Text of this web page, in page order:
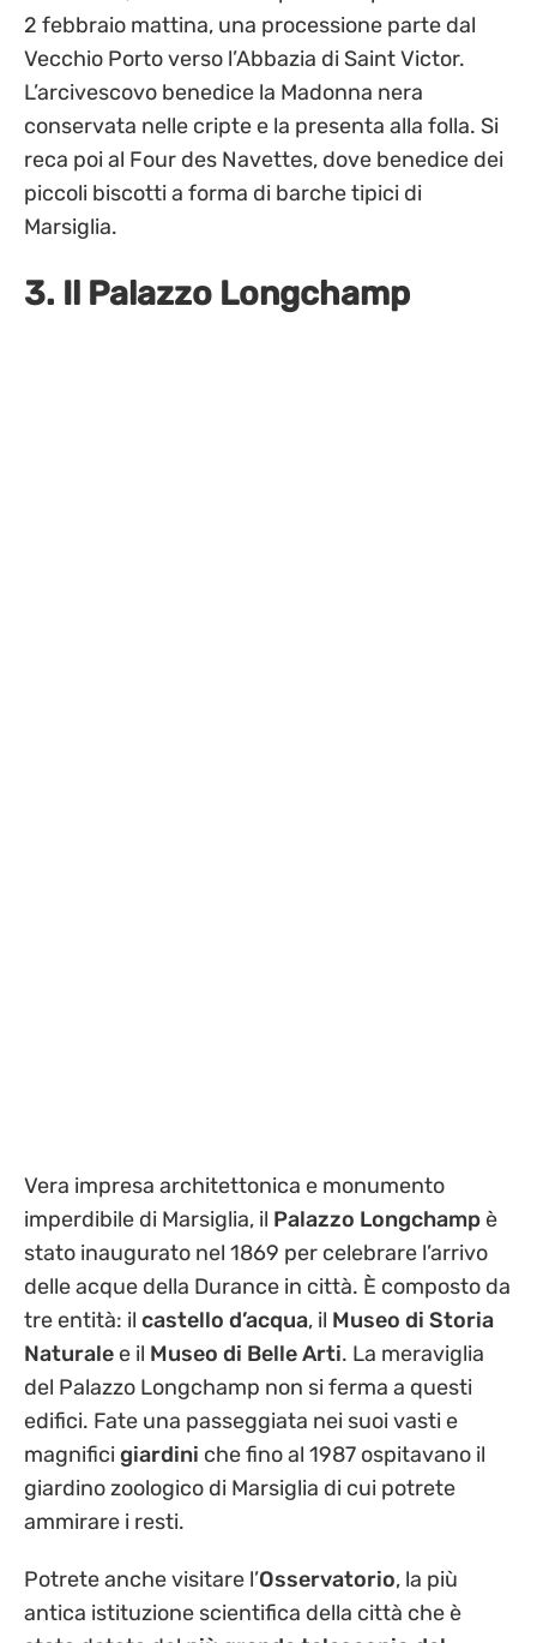
2 febbraio mattina, una processione parte dal
Vecchio Porto verso l’Abbazia di Saint Victor.
L’arcivescovo benedice la Madonna nera
conservata nelle cripte e la presenta alla folla. Si
reca poi al Four des Navettes, dove benedice dei
piccoli biscotti a forma di barche tipici di
Marsiglia.
3. Il Palazzo Longchamp
Vera impresa architettonica e monumento
imperdibile di Marsiglia, il Palazzo Longchamp è
stato inaugurato nel 1869 per celebrare l’arrivo
delle acque della Durance in città. È composto da
tre entità: il castello d’acqua, il Museo di Storia
Naturale e il Museo di Belle Arti. La meraviglia
del Palazzo Longchamp non si ferma a questi
edifici. Fate una passeggiata nei suoi vasti e
magnificigiardini che fino al 1987 ospitavano il
giardino zoologico di Marsiglia di cui potrete
ammirare i resti.
Potrete anche visitare l’Osservatorio, la più
antica istituzione scientifica della città che è